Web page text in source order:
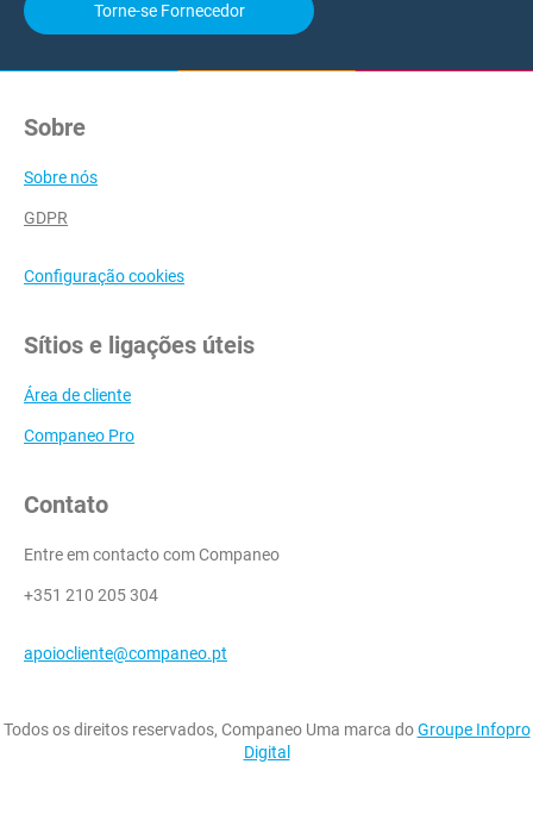
Torne-se Fornecedor
Sobre
Sobre nós
GDPR
Configuração cookies
Sítios e ligações úteis
Área de cliente
Companeo Pro
Contato
Entre em contacto com Companeo
+351 210 205 304
apoiocliente@companeo.pt
Todos os direitos reservados, Companeo Uma marca doGroupe Infopro
Digital